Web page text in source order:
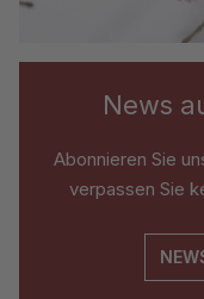
News
Abonnieren Sie
verpassen Sie